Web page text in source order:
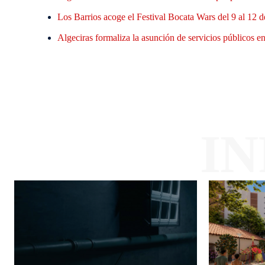
Los Barrios acoge el Festival Bocata Wars del 9 al 12
Algeciras formaliza la asunción de servicios públicos